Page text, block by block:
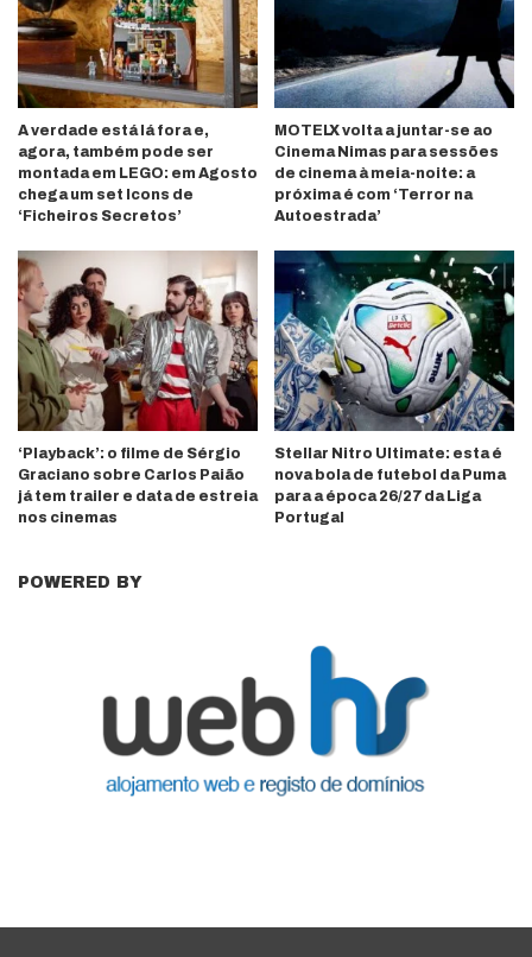
A verdade está lá fora e,
agora, também pode ser
montada em LEGO: em Agosto
chega um set Icons de
‘Ficheiros Secretos’
MOTELX volta a juntar-se ao
Cinema Nimas para sessões
de cinema à meia-noite: a
próxima é com ‘Terror na
Autoestrada’
‘Playback’: o filme de Sérgio
Graciano sobre Carlos Paião
já tem trailer e data de estreia
nos cinemas
Stellar Nitro Ultimate: esta é
nova bola de futebol da Puma
para a época 26/27 da Liga
Portugal
POWERED BY